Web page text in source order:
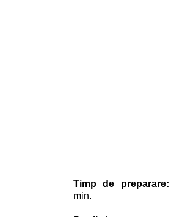
Timp de preparare:
min.